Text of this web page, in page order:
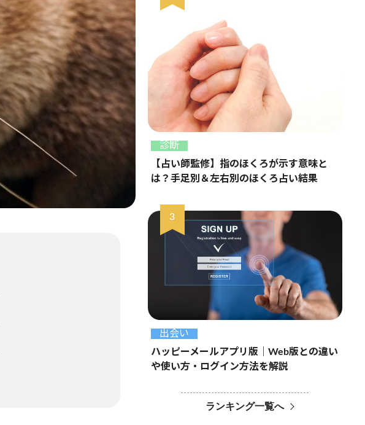
診断
【占い師監修】指のほくろが示す意味と
は？手足別＆左右別のほくろ占い結果
出会い
ハッピーメールアプリ版｜Web版との違い
や使い方・ログイン方法を解説
ランキング一覧へ